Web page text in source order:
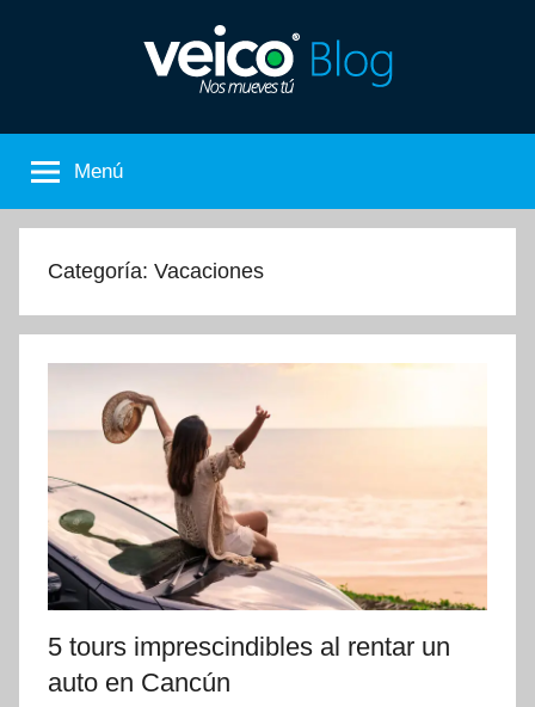
Nos
Mueves
Tú
de
Veico
Car
Rental
Menú
Categoría: Vacaciones
5 tours imprescindibles al rentar un
auto en Cancún